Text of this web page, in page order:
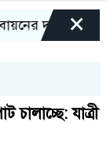
দাবিতে×
চালাচ্ছে: যাত্রী